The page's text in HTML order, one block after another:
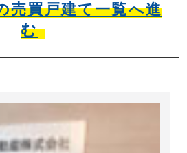
売買戸建て一覧へ進
む